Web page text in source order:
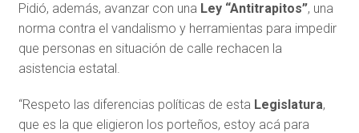
Pidió, además, avanzar con una Ley “Antitrapitos”, una
norma contra el vandalismo y herramientas para impedir
que personas en situación de calle rechacen la
asistencia estatal.
“Respeto las diferencias políticas de esta Legislatura,
que es la que eligieron los porteños, estoy acá para